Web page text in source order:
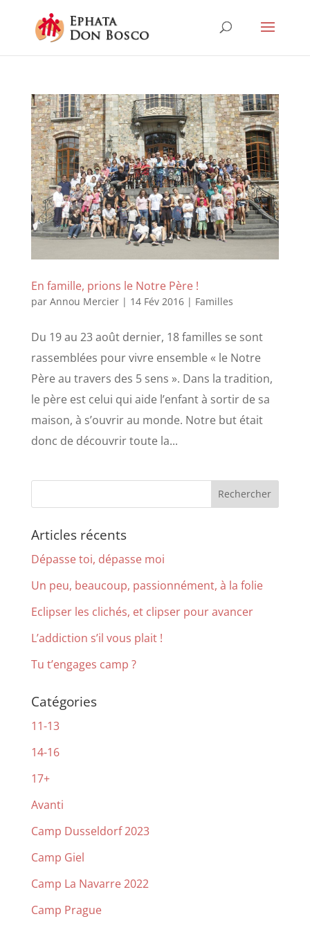
En famille, prions le Notre Père !
par Annou Mercier| 14 Fév 2016| Familles
Du 19 au 23 août dernier, 18 familles se sont
rassemblées pour vivre ensemble « le Notre
Père au travers des 5 sens ». Dans la tradition,
le père est celui qui aide l’enfant à sortir de sa
maison, à s’ouvrir au monde. Notre but était
donc de découvrir toute la...
Articles récents
Dépasse toi, dépasse moi
Un peu, beaucoup, passionnément, à la folie
Eclipser les clichés, et clipser pour avancer
L’addiction s’il vous plait !
Tu t’engages camp ?
Catégories
11-13
14-16
17+
Avanti
Camp Dusseldorf 2023
Camp Giel
Camp La Navarre 2022
Camp Prague